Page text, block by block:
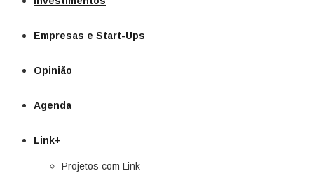
Empresas e Start-Ups
Opinião
Agenda
Link+
Projetos com Link